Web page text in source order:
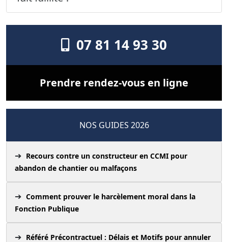
07 81 14 93 30
Prendre rendez-vous en ligne
NOS GUIDES 2026
Recours contre un constructeur en CCMI pour
abandon de chantier ou malfaçons
Comment prouver le harcèlement moral dans la
Fonction Publique
Référé Précontractuel : Délais et Motifs pour annuler